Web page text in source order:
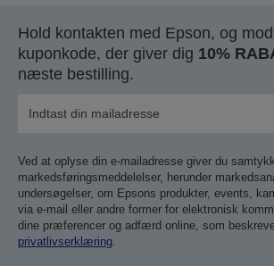
Hold kontakten med Epson, og
kuponkode, der giver dig 10%
næste bestilling.
Ved at oplyse din e-mailadresse giver du
markedsføringsmeddelelser, herunder
undersøgelser, om Epsons produkter, events,
via e-mail eller andre former for elektronisk
dine præferencer og adfærd online, som
privatlivserklæring.